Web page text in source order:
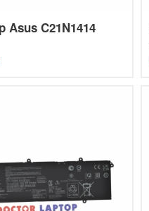
Asus C21N1414